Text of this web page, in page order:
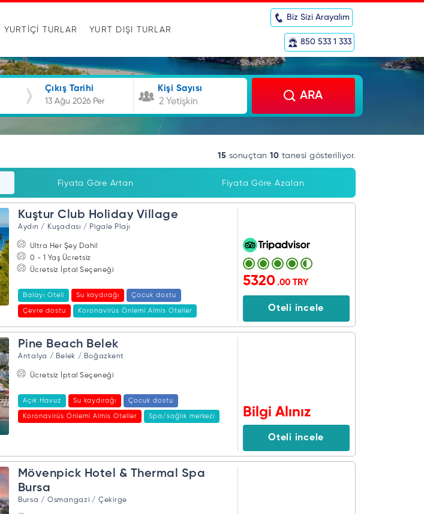
YURTIÇI TURLAR YURT DIŞI TURLAR
Biz Sizi Arayalım
850 533 1 333
Çıkış Tarihi Kişi Sayısı
2 Yetişkin ARA
15 sonuçtan10 tanesi gösteriliyor.
Fiyata Göre Artan Fiyata Göre Azalan
Kuştur Club Holiday Village
Aydın / Kuşadası / Pigale Plajı
Ultra Her Şey Dahil
0 - 1 Yaş Ücretsiz
Ücretsiz İptal Seçeneği
Balayı Oteli Su kaydırağı Çocuk dostu
Çevre dostu Koronavirüs Önlemi Almis Oteller
5320.00 TRY
Oteli incele
Pine Beach Belek
Antalya / Belek / Boğazkent
Ücretsiz İptal Seçeneği
Açık Havuz Su kaydırağı Çocuk dostu
Koronavirüs Önlemi Almis Oteller Spa/sağlık merkezi Bilgi Alınız
Oteli incele
Mövenpick Hotel & Thermal Spa
Bursa
Bursa / Osmangazi / Çekirge